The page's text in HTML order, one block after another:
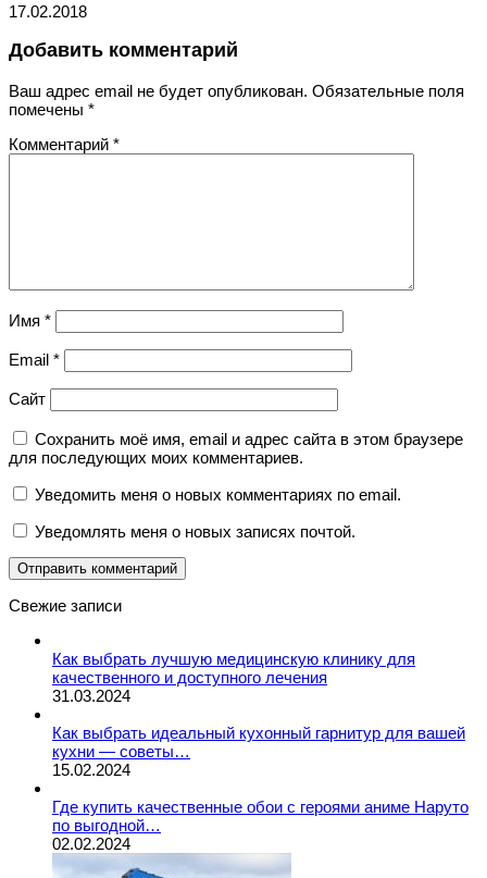
17.02.2018
Добавить комментарий
Ваш адрес email не будет опубликован. Обязательные поля
помечены *
Комментарий *
Имя *
Email *
Сайт
Сохранить моё имя, email и адрес сайта в этом браузере
для последующих моих комментариев.
Уведомить меня о новых комментариях по email.
Уведомлять меня о новых записях почтой.
Свежие записи
Как выбрать лучшую медицинскую клинику для
качественного и доступного лечения
31.03.2024
Как выбрать идеальный кухонный гарнитур для вашей
кухни — советы…
15.02.2024
Где купить качественные обои с героями аниме Наруто
по выгодной…
02.02.2024